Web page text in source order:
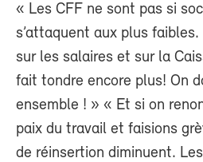
« Les CFF ne sont pas si
s’attaquent aux plus
sur les salaires et sur la
fait tondre encore plus! On
ensemble ! » « Et si on
paix du travail et faisions
de réinsertion diminuent.